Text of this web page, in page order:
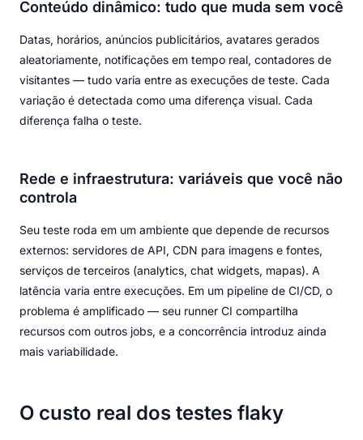
Conteúdo dinâmico: tudo que muda sem você
Datas, horários, anúncios publicitários, avatares gerados
aleatoriamente, notificações em tempo real, contadores de
visitantes — tudo varia entre as execuções de teste. Cada
variação é detectada como uma diferença visual. Cada
diferença falha o teste.
Rede e infraestrutura: variáveis que você não
controla
Seu teste roda em um ambiente que depende de recursos
externos: servidores de API, CDN para imagens e fontes,
serviços de terceiros (analytics, chat widgets, mapas). A
latência varia entre execuções. Em um pipeline de CI/CD, o
problema é amplificado — seu runner CI compartilha
recursos com outros jobs, e a concorrência introduz ainda
mais variabilidade.
O custo real dos testes flaky